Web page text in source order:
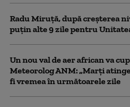
Radu Miruță, după creșterea
puțin alte 9 zile pentru
Un nou val de aer african va
Meteorolog ANM: „Marți
fi vremea în următoarele zile